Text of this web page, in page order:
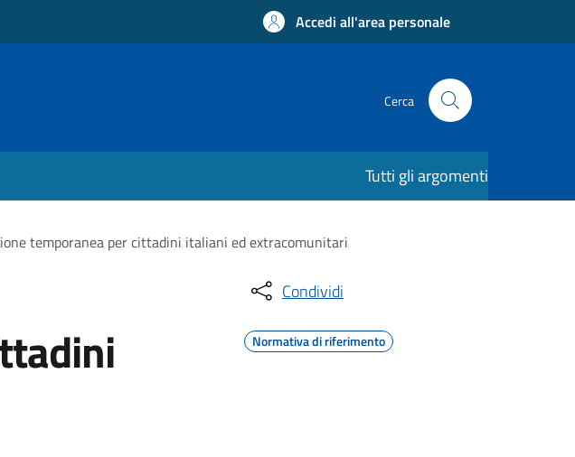
Accedi all'area personale
Cerca
Tutti gli argomenti
temporanea per cittadini italiani ed extracomunitari
Condividi
Normativa di riferimento